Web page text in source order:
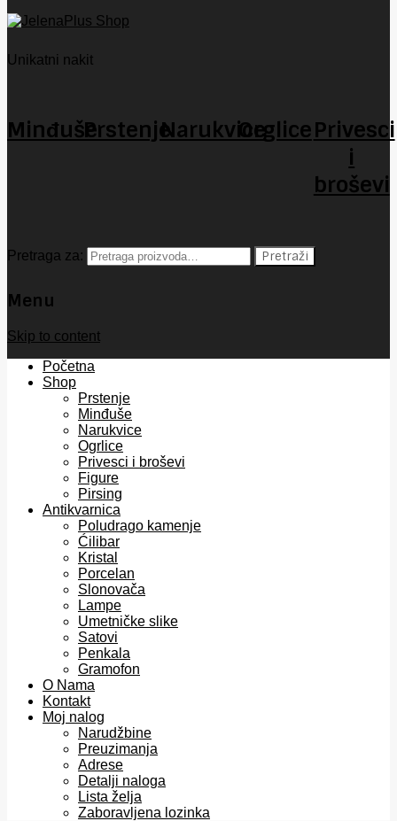
Unikatni nakit
MinđušePrstenjeNarukviceOrglicePrivesci
i
broševi
Pretraga za: Pretraži
Menu
Skip to content
Početna
Shop
Prstenje
Minđuše
Narukvice
Ogrlice
Privesci i broševi
Figure
Pirsing
Antikvarnica
Poludrago kamenje
Ćilibar
Kristal
Porcelan
Slonovača
Lampe
Umetničke slike
Satovi
Penkala
Gramofon
O Nama
Kontakt
Moj nalog
Narudžbine
Preuzimanja
Adrese
Detalji naloga
Lista želja
Zaboravljena lozinka